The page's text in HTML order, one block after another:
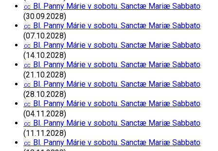
㏄ Bl. Panny Márie v sobotu. Sanctæ Mariæ Sabbato
(30.09.2028)
㏄ Bl. Panny Márie v sobotu. Sanctæ Mariæ Sabbato
(07.10.2028)
㏄ Bl. Panny Márie v sobotu. Sanctæ Mariæ Sabbato
(14.10.2028)
㏄ Bl. Panny Márie v sobotu. Sanctæ Mariæ Sabbato
(21.10.2028)
㏄ Bl. Panny Márie v sobotu. Sanctæ Mariæ Sabbato
(28.10.2028)
㏄ Bl. Panny Márie v sobotu. Sanctæ Mariæ Sabbato
(04.11.2028)
㏄ Bl. Panny Márie v sobotu. Sanctæ Mariæ Sabbato
(11.11.2028)
㏄ Bl. Panny Márie v sobotu. Sanctæ Mariæ Sabbato